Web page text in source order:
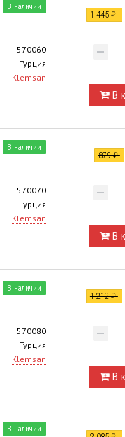
В наличии
570060
Турция
Klemsan
1 445 ₽
В
В наличии
570070
Турция
Klemsan
879 ₽
В
В наличии
570080
Турция
Klemsan
1 212 ₽
В
В наличии